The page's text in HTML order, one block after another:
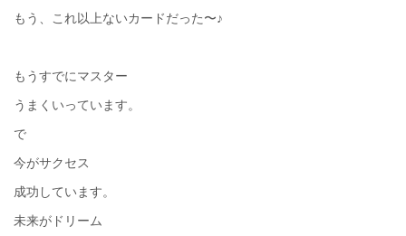
もう、これ以上ないカードだった〜♪
もうすでにマスター
うまくいっています。
で
今がサクセス
成功しています。
未来がドリーム